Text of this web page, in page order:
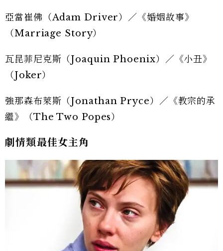
亞當崔佛（Adam Driver）／《婚姻故事》
（Marriage Story）
瓦昆菲尼克斯（Joaquin Phoenix）／《小丑》
（Joker）
強那森布萊斯（Jonathan Pryce）／《教宗的承
繼》（The Two Popes）
劇情類最佳女主角